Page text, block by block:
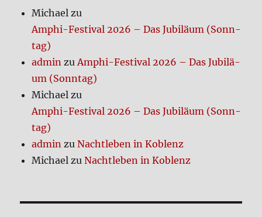
sten?
Michael zu
Amphi-Festi­val 2026 – Das Jubi­lä­um (Sonn­
tag)
admin zuAmphi-Festi­val 2026 – Das Jubi­lä­
um (Sonn­tag)
Michael zu
Amphi-Festi­val 2026 – Das Jubi­lä­um (Sonn­
tag)
admin zuNacht­le­ben in Koblenz
Michael zuNacht­le­ben in Koblenz